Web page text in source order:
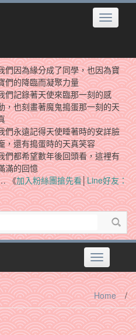
Toggle
們因為緣分成了同學，也因為寶
們的降臨而凝聚力量
們記錄著天使來臨那一刻的感
，也刻畫著魔鬼搗蛋那一刻的天
們永遠記得天使睡著時的安詳臉
，還有搗蛋時的天真笑容
們都希望數年後回頭看，這裡有
滿的回憶
《加入粉絲團搶先看│Line好友：
Toggle
navigation
Home /